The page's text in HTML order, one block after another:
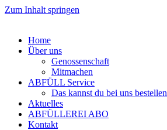
Zum Inhalt springen
Home
Über uns
Genossenschaft
Mitmachen
ABFÜLL Service
Das kannst du bei uns bestellen
Aktuelles
ABFÜLLEREI ABO
Kontakt